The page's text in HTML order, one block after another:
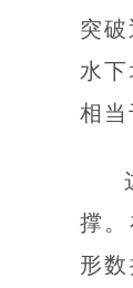
突
水
相当
撑
形